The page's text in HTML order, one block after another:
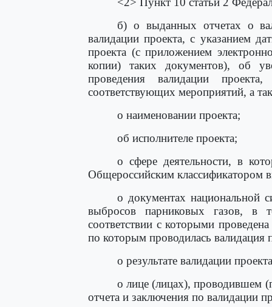
б) о выданных отчетах о
валидации проекта, с указанием
проекта (с приложением
копии) таких документов), об
проведения валидации
соответствующих мероприятий, а
о наименовании проекта;
об исполнителе проекта;
о сфере деятельности, в
Общероссийским классификатором
о документах национальной
выбросов парниковых газов, в
соответствии с которыми
по которым проводилась валидация
о результате валидации
о лице (лицах), проводившем
отчета и заключения по валидации